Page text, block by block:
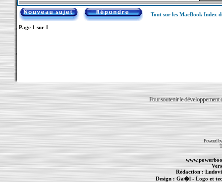
Tout sur les MacBook Index
Page 1 sur 1
Pour soutenir le développement
Powered
Rédaction :
Design :Ga�l- Logo et